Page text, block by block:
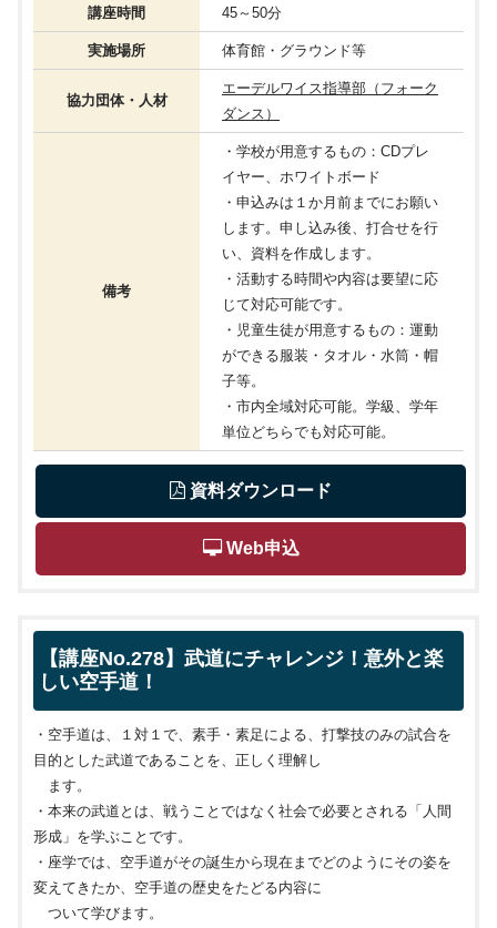
講座時間 45～50分
実施場所 体育館・グラウンド等
協力団体・人材
エーデルワイス指導部（フォーク
ダンス）
備考
・学校が用意するもの：CDプレ
イヤー、ホワイトボード
・申込みは１か月前までにお願い
します。申し込み後、打合せを行
い、資料を作成します。
・活動する時間や内容は要望に応
じて対応可能です。
・児童生徒が用意するもの：運動
ができる服装・タオル・水筒・帽
子等。
・市内全域対応可能。学級、学年
単位どちらでも対応可能。
資料ダウンロード
Web申込
【講座No.278】武道にチャレンジ！意外と楽
しい空手道！
・空手道は、１対１で、素手・素足による、打撃技のみの試合を
目的とした武道であることを、正しく理解し
ます。
・本来の武道とは、戦うことではなく社会で必要とされる「人間
形成」を学ぶことです。
・座学では、空手道がその誕生から現在までどのようにその姿を
変えてきたか、空手道の歴史をたどる内容に
ついて学びます。